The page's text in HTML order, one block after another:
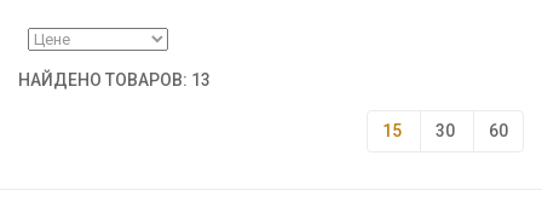
НАЙДЕНО ТОВАРОВ: 13
15 30 60